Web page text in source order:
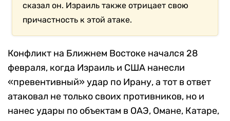
сказал он. Израиль также отрицает свою
причастность к этой атаке.
Конфликт на Ближнем Востоке начался 28
февраля, когда Израиль и США нанесли
«превентивный» удар по Ирану, а тот в ответ
атаковал не только своих противников, но и
нанес удары по объектам в ОАЭ, Омане, Катаре,